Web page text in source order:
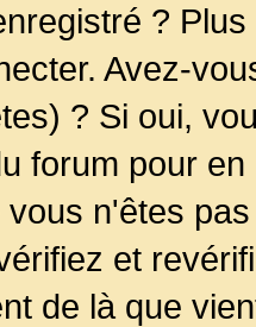
?
Avez-
? Si oui,
forum pour
n'êtes
et
de là que